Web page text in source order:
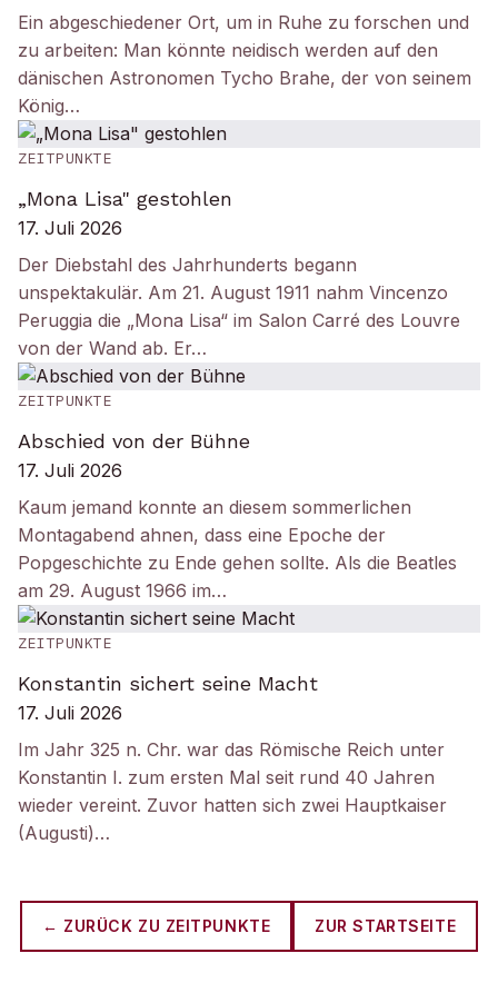
Ein abgeschiedener Ort, um in Ruhe zu forschen und
zu arbeiten: Man könnte neidisch werden auf den
dänischen Astronomen Tycho Brahe, der von seinem
König…
ZEITPUNKTE
„Mona Lisa" gestohlen
17. Juli 2026
Der Diebstahl des Jahrhunderts begann
unspektakulär. Am 21. August 1911 nahm Vincenzo
Peruggia die „Mona Lisa“ im Salon Carré des Louvre
von der Wand ab. Er…
ZEITPUNKTE
Abschied von der Bühne
17. Juli 2026
Kaum jemand konnte an diesem sommerlichen
Montagabend ahnen, dass eine Epoche der
Popgeschichte zu Ende gehen sollte. Als die Beatles
am 29. August 1966 im…
ZEITPUNKTE
Konstantin sichert seine Macht
17. Juli 2026
Im Jahr 325 n. Chr. war das Römische Reich unter
Konstantin I. zum ersten Mal seit rund 40 Jahren
wieder vereint. Zuvor hatten sich zwei Hauptkaiser
(Augusti)…
← ZURÜCK ZU ZEITPUNKTE ZUR STARTSEITE